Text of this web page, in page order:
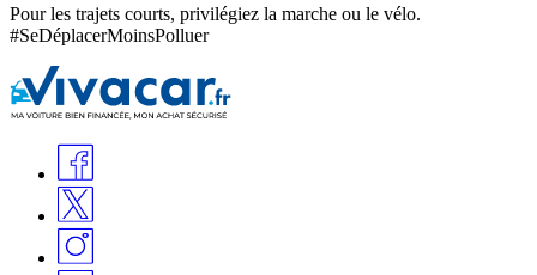
Pour les trajets courts, privilégiez la marche ou le vélo.
#SeDéplacerMoinsPolluer